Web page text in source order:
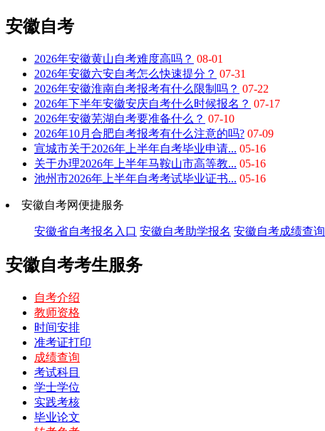
安徽自考
2026年安徽黄山自考难度高吗？ 08-01
2026年安徽六安自考怎么快速提分？ 07-31
2026年安徽淮南自考报考有什么限制吗？ 07-22
2026年下半年安徽安庆自考什么时候报名？ 07-17
2026年安徽芜湖自考要准备什么？ 07-10
2026年10月合肥自考报考有什么注意的吗? 07-09
宣城市关于2026年上半年自考毕业申请... 05-16
关于办理2026年上半年马鞍山市高等教... 05-16
池州市2026年上半年自考考试毕业证书... 05-16
安徽自考网便捷服务
安徽省自考报名入口 安徽自考助学报名 安徽自考成绩查询
安徽自考考生服务
自考介绍
教师资格
时间安排
准考证打印
成绩查询
考试科目
学士学位
实践考核
毕业论文